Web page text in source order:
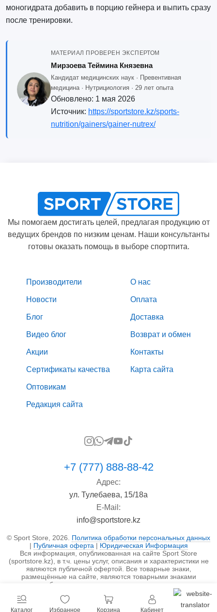
моногидрата добавить в порцию гейнера и выпить сразу
после тренировки.
МАТЕРИАЛ ПРОВЕРЕН ЭКСПЕРТОМ
Мирзоева Теймина Князевна
Кандидат медицинских наук · Превентивная
медицина · Нутрициология · 29 лет опыта
Обновлено: 1 мая 2026
Источник: https://sportstore.kz/sports-
nutrition/gainers/gainer-nutrex/
Мы помогаем достигать целей, предлагая продукцию от
ведущих брендов по низким ценам. Наши консультанты
готовы оказать помощь в выборе спортпита.
Производители
Новости
Блог
Видео блог
Акции
Сертификаты качества
Оптовикам
Редакция сайта
О нас
Оплата
Доставка
Возврат и обмен
Контакты
Карта сайта
+7 (777) 888-88-42
Адрес:
ул. Тулебаева, 15/18а
E-Mail:
info@sportstore.kz
© Sport Store, 2026. Политика обработки персональных данных
| Публичная оферта | Юридическая Информация
Вся информация, опубликованная на сайте Sport Store
(sportstore.kz), в т.ч. цены услуг, описания и характеристики не
являются публичной офертой. Все товарные знаки,
размещённые на сайте, являются товарными знаками
правообладателя и используются исключительно в
Каталог Избранное Корзина Кабинет